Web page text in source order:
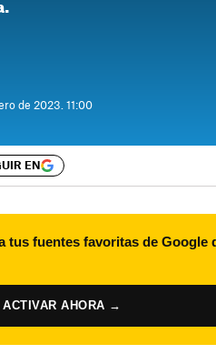
de 2023. 11:00
EN
tus fuentes favoritas de Google
ACTIVAR AHORA →